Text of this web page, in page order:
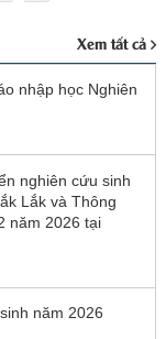
Xem tất cả
nhập học Nghiên
nghiên cứu sinh
Lắk và Thông
năm 2026 tại
năm 2026